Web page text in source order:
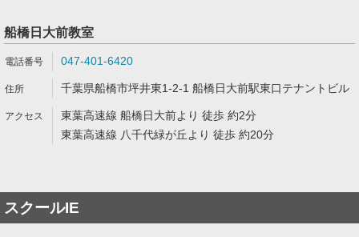
船橋日大前教室
047-401-6420
千葉県船橋市坪井東1-2-1 船橋日大前駅東口テナントビル
東葉高速線 船橋日大前より 徒歩 約2分
東葉高速線 八千代緑が丘より 徒歩 約20分
スクールIE